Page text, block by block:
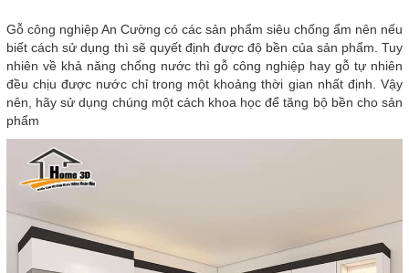
Gỗ công nghiệp An Cường có các sản phẩm siêu chống ẩm nên nếu
biết cách sử dụng thì sẽ quyết định được độ bền của sản phẩm. Tuy
nhiên về khả năng chống nước thì gỗ công nghiệp hay gỗ tự nhiên
đều chịu được nước chỉ trong một khoảng thời gian nhất định. Vậy
nên, hãy sử dụng chúng một cách khoa học để tăng bộ bền cho sản
phẩm